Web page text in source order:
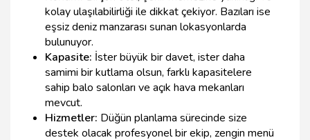
kolay ulaşılabilirliği ile dikkat çekiyor. Bazıları ise
eşsiz deniz manzarası sunan lokasyonlarda
bulunuyor.
Kapasite: İster büyük bir davet, ister daha
samimi bir kutlama olsun, farklı kapasitelere
sahip balo salonları ve açık hava mekanları
mevcut.
Hizmetler: Düğün planlama sürecinde size
destek olacak profesyonel bir ekip, zengin menü